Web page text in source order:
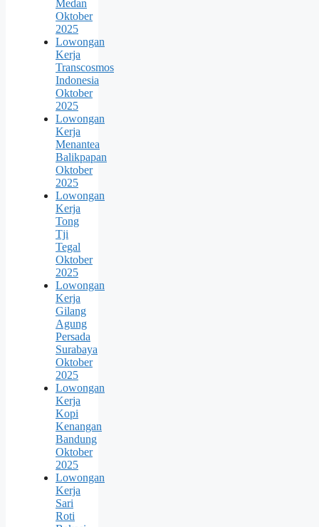
Medan
Oktober
2025
Lowongan
Kerja
Transcosmos
Indonesia
Oktober
2025
Lowongan
Kerja
Menantea
Balikpapan
Oktober
2025
Lowongan
Kerja
Tong
Tji
Tegal
Oktober
2025
Lowongan
Kerja
Gilang
Agung
Persada
Surabaya
Oktober
2025
Lowongan
Kerja
Kopi
Kenangan
Bandung
Oktober
2025
Lowongan
Kerja
Sari
Roti